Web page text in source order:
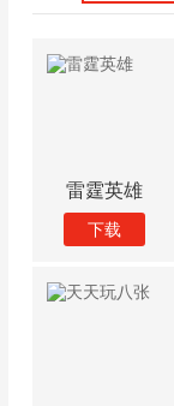
雷霆英雄
下载